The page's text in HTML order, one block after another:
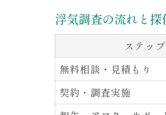
浮気調査の流れと
ステップ
無料相談・見積もり
契約・調査実施